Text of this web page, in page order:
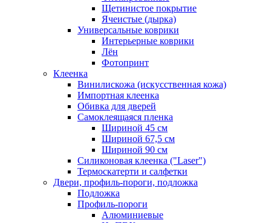
Щетинистое покрытие
Ячеистые (дырка)
Универсальные коврики
Интерьерные коврики
Лён
Фотопринт
Клеенка
Винилискожа (искусственная кожа)
Импортная клеенка
Обивка для дверей
Самоклеящаяся пленка
Шириной 45 см
Шириной 67,5 см
Шириной 90 см
Силиконовая клеенка ("Laser")
Термоскатерти и салфетки
Двери, профиль-пороги, подложка
Подложка
Профиль-пороги
Алюминиевые